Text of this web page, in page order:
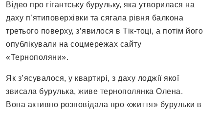
Відео про гігантську бурульку, яка утворилася на
даху п’ятиповерхівки та сягала рівня балкона
третього поверху, з’явилося в Тік-тоці, а потім його
опублікували на соцмережах сайту
«Тернополяни».
Як з’ясувалося, у квартирі, з даху лоджії якої
звисала бурулька, живе тернополянка Олена.
Вона активно розповідала про «життя» бурульки в